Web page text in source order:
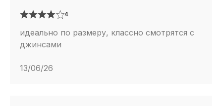
4
идеально по размеру, классно смотрятся с
джинсами
13/06/26